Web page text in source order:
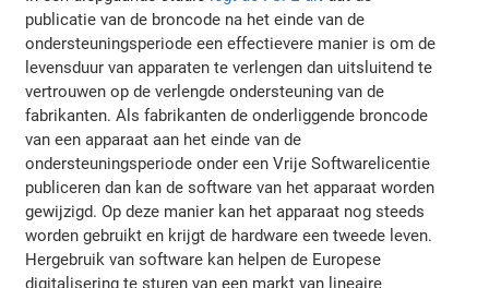
publicatie van de broncode na het einde van de
ondersteuningsperiode een effectievere manier is om de
levensduur van apparaten te verlengen dan uitsluitend te
vertrouwen op de verlengde ondersteuning van de
fabrikanten. Als fabrikanten de onderliggende broncode
van een apparaat aan het einde van de
ondersteuningsperiode onder een Vrije Softwarelicentie
publiceren dan kan de software van het apparaat worden
gewijzigd. Op deze manier kan het apparaat nog steeds
worden gebruikt en krijgt de hardware een tweede leven.
Hergebruik van software kan helpen de Europese
digitalisering te sturen van een markt van lineaire